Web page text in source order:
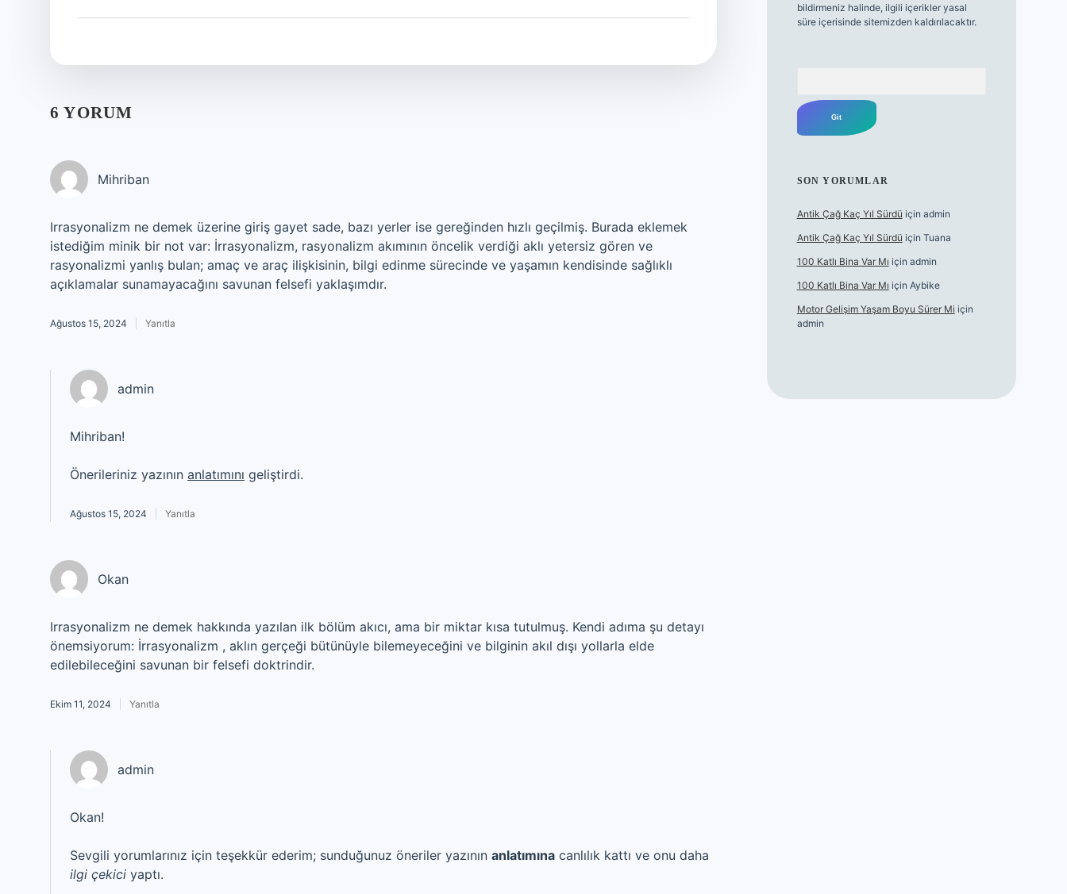
6 YORUM
Mihriban
Irrasyonalizm ne demek üzerine giriş gayet sade, bazı yerler ise gereğinden hızlı geçilmiş. Burada eklemek
istediğim minik bir not var: İrrasyonalizm, rasyonalizm akımının öncelik verdiği aklı yetersiz gören ve
rasyonalizmi yanlış bulan; amaç ve araç ilişkisinin, bilgi edinme sürecinde ve yaşamın kendisinde sağlıklı
açıklamalar sunamayacağını savunan felsefi yaklaşımdır.
Ağustos 15, 2024 Yanıtla
admin
Mihriban!
Önerileriniz yazının anlatımını geliştirdi.
Ağustos 15, 2024 Yanıtla
Okan
Irrasyonalizm ne demek hakkında yazılan ilk bölüm akıcı, ama bir miktar kısa tutulmuş. Kendi adıma şu detayı
önemsiyorum: İrrasyonalizm , aklın gerçeği bütünüyle bilemeyeceğini ve bilginin akıl dışı yollarla elde
edilebileceğini savunan bir felsefi doktrindir.
Ekim 11, 2024 Yanıtla
admin
Okan!
Sevgili yorumlarınız için teşekkür ederim; sunduğunuz öneriler yazının anlatımına canlılık kattı ve onu daha
ilgi çekici yaptı.
bildirmeniz halinde, ilgili içerikler yasal
süre içerisinde sitemizden kaldırılacaktır.
SON YORUMLAR
Antik Çağ Kaç Yıl Sürdü için admin
Antik Çağ Kaç Yıl Sürdü için Tuana
100 Katlı Bina Var Mı için admin
100 Katlı Bina Var Mı için Aybike
Motor Gelişim Yaşam Boyu Sürer Mi için
admin